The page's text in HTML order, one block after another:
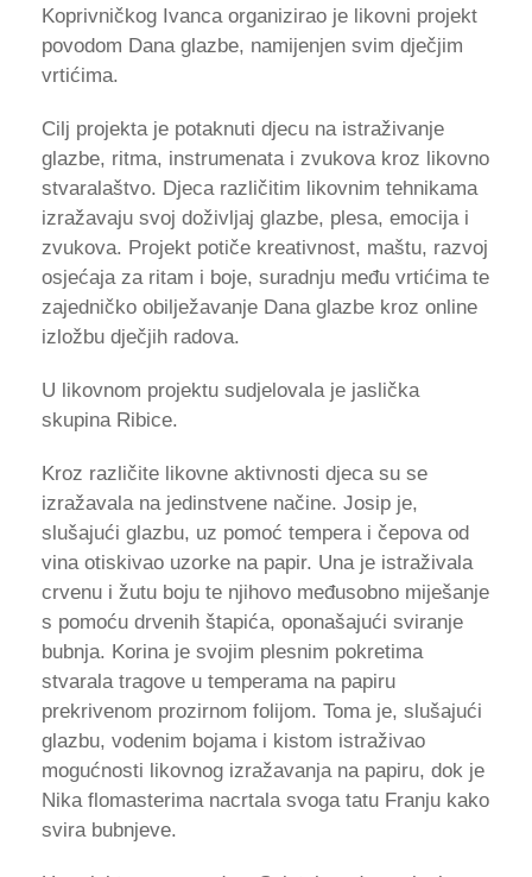
Koprivničkog Ivanca organizirao je likovni projekt
povodom Dana glazbe, namijenjen svim dječjim
vrtićima.
Cilj projekta je potaknuti djecu na istraživanje
glazbe, ritma, instrumenata i zvukova kroz likovno
stvaralaštvo. Djeca različitim likovnim tehnikama
izražavaju svoj doživljaj glazbe, plesa, emocija i
zvukova. Projekt potiče kreativnost, maštu, razvoj
osjećaja za ritam i boje, suradnju među vrtićima te
zajedničko obilježavanje Dana glazbe kroz online
izložbu dječjih radova.
U likovnom projektu sudjelovala je jaslička
skupina Ribice.
Kroz različite likovne aktivnosti djeca su se
izražavala na jedinstvene načine. Josip je,
slušajući glazbu, uz pomoć tempera i čepova od
vina otiskivao uzorke na papir. Una je istraživala
crvenu i žutu boju te njihovo međusobno miješanje
s pomoću drvenih štapića, oponašajući sviranje
bubnja. Korina je svojim plesnim pokretima
stvarala tragove u temperama na papiru
prekrivenom prozirnom folijom. Toma je, slušajući
glazbu, vodenim bojama i kistom istraživao
mogućnosti likovnog izražavanja na papiru, dok je
Nika flomasterima nacrtala svoga tatu Franju kako
svira bubnjeve.